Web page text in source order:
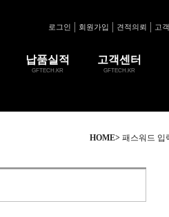
고
견적의뢰
회원가입
로그인
납품실적
GFTECH.KR
고객센터
GFTECH.KR
HOME> 패스워드 입